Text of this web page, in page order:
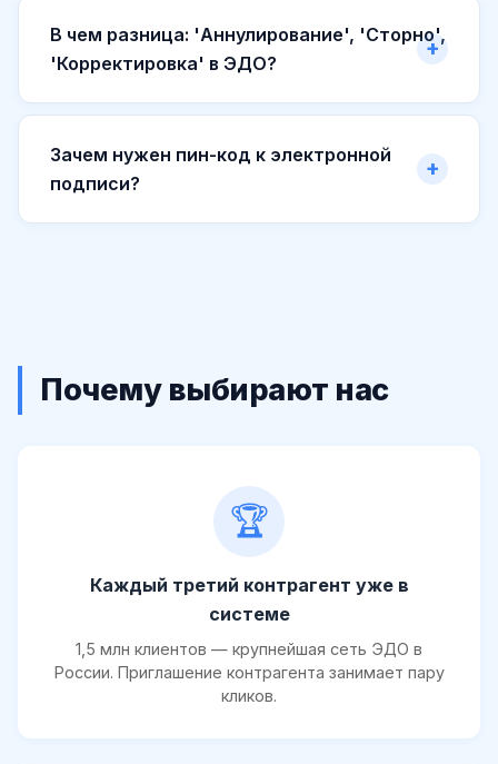
В чем разница: 'Аннулирование', 'Сторно',
'Корректировка' в ЭДО?
Зачем нужен пин-код к электронной
подписи?
Почему выбирают нас
🏆
Каждый третий контрагент уже в
системе
1,5 млн клиентов — крупнейшая сеть ЭДО в
России. Приглашение контрагента занимает пару
кликов.